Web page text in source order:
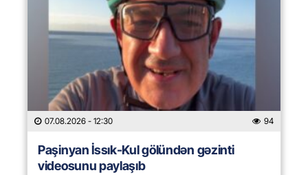
07.08.2026 - 12:30 94
Paşinyan İssık-Kul gölündən gəzinti
videosunu paylaşıb